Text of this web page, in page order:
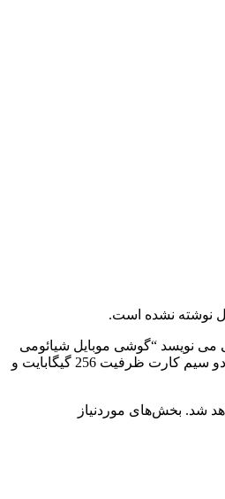
نوشته نشده است.
می نویسد “گوشی موبایل شیائومی
مدل Redmi Note 14 Pro 4G دو سیم کارت ظرفیت 256 گیگابایت و
شد. بخش‌های موردنیاز